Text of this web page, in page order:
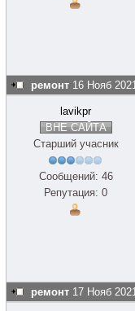
ремонт 16 Нояб
lavikpr
ВНЕ САЙТА
Старший учасник
Сообщений: 46
Репутация: 0
ремонт 17 Нояб